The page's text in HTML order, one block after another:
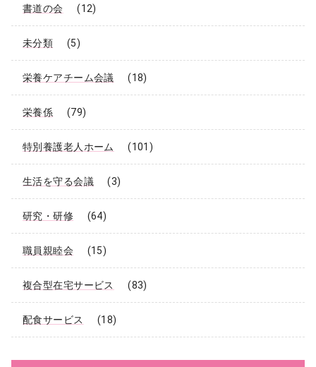
書道の会 (12)
未分類 (5)
栄養ケアチーム会議 (18)
栄養係 (79)
特別養護老人ホーム (101)
生活を守る会議 (3)
研究・研修 (64)
職員親睦会 (15)
複合型在宅サービス (83)
配食サービス (18)